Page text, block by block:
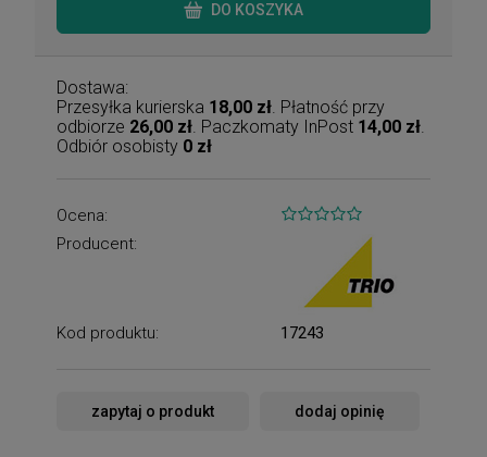
DO KOSZYKA
Dostawa:
Przesyłka kurierska 18,00 zł. Płatność przy
odbiorze 26,00 zł. Paczkomaty InPost 14,00 zł.
Odbiór osobisty 0 zł
Ocena:
Producent:
Kod produktu: 17243
zapytaj o produkt dodaj opinię